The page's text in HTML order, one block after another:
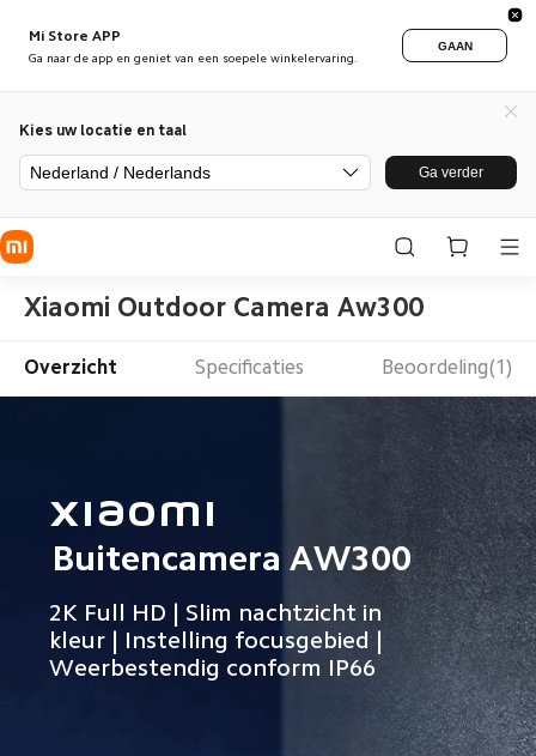
Mi Store APP
Ga naar de app en geniet van een soepele winkelervaring.
GAAN
Kies uw locatie en taal
Nederland / Nederlands Ga verder
Xiaomi Outdoor Camera Aw300
Overzicht Specificaties Beoordeling(1)
Xiaomi
Buitencamera AW300
2K Full HD | Slim nachtzicht in
kleur | Instelling focusgebied |
Weerbestendig conform IP66